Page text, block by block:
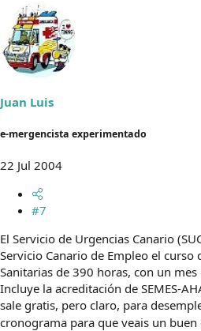
Juan Luis
e-mergencista experimentado
22 Jul 2004
#7
El Servicio de Urgencias Canario
Servicio Canario de Empleo el curso
Sanitarias de 390 horas, con un mes
Incluye la acreditación de SEMES-
sale gratis, pero claro, para
cronograma para que veais un buen